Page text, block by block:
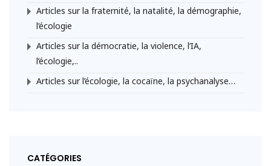
Articles sur la fraternité, la natalité, la démographie,
l’écologie
Articles sur la démocratie, la violence, l’IA,
l’écologie,..
Articles sur l’écologie, la cocaïne, la psychanalyse…
CATÉGORIES